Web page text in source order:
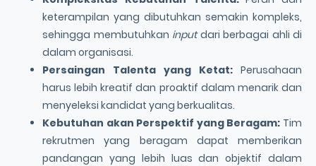
keterampilan yang dibutuhkan semakin kompleks,
sehingga membutuhkan inputdari berbagai ahli di
dalam organisasi.
Persaingan Talenta yang Ketat: Perusahaan
harus lebih kreatif dan proaktif dalam menarik dan
menyeleksi kandidat yang berkualitas.
Kebutuhan akan Perspektif yang Beragam: Tim
rekrutmen yang beragam dapat memberikan
pandangan yang lebih luas dan objektif dalam